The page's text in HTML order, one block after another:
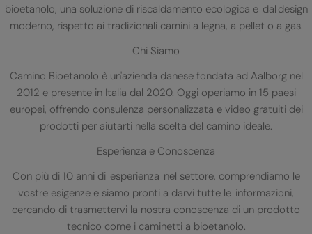
bioetanolo, una soluzione di riscaldamento ecologica e dal design
moderno, rispetto ai tradizionali camini a legna, a pellet o a gas.
Chi Siamo
Camino Bioetanolo è un'azienda danese fondata ad Aalborg nel
2012 e presente in Italia dal 2020. Oggi operiamo in 15 paesi
europei, offrendo consulenza personalizzata e video gratuiti dei
prodotti per aiutarti nella scelta del camino ideale.
Esperienza e Conoscenza
Con più di 10 anni di esperienza nel settore, comprendiamo le
vostre esigenze e siamo pronti a darvi tutte le informazioni,
cercando di trasmettervi la nostra conoscenza di un prodotto
tecnico come i caminetti a bioetanolo.